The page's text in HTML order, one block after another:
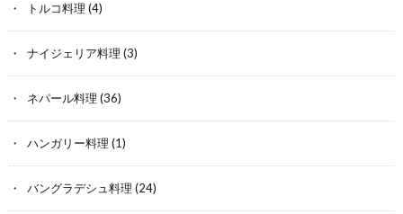
トルコ料理 (4)
ナイジェリア料理 (3)
ネパール料理 (36)
ハンガリー料理 (1)
バングラデシュ料理 (24)